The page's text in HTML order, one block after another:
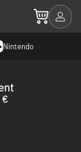
Nintendo
€